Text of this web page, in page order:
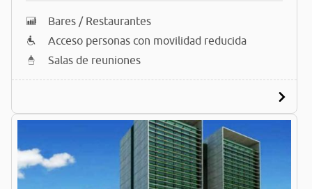
Bares / Restaurantes
Acceso personas con movilidad reducida
Salas de reuniones